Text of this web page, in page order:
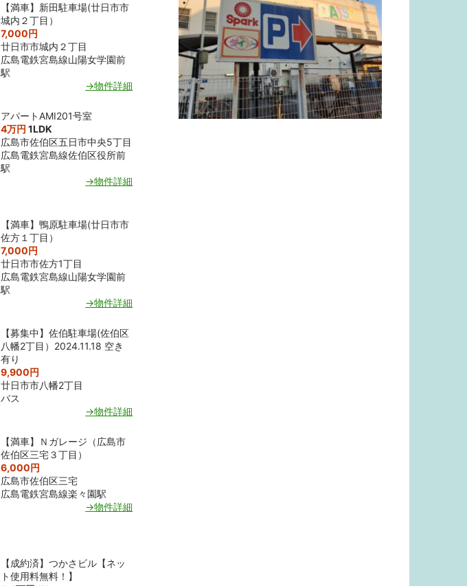
【満車】新田駐車場(廿日市市
城内２丁目）
7,000円
廿日市市城内２丁目
広島電鉄宮島線山陽女学園前
駅
→物件詳細
アパートAMI201号室
4万円 1LDK
広島市佐伯区五日市中央5丁目
広島電鉄宮島線佐伯区役所前
駅
→物件詳細
【満車】鴨原駐車場(廿日市市
佐方１丁目）
7,000円
廿日市市佐方1丁目
広島電鉄宮島線山陽女学園前
駅
→物件詳細
【募集中】佐伯駐車場(佐伯区
八幡2丁目）2024.11.18 空き
有り
9,900円
廿日市市八幡2丁目
バス
→物件詳細
【満車】Ｎガレージ（広島市
佐伯区三宅３丁目）
6,000円
広島市佐伯区三宅
広島電鉄宮島線楽々園駅
→物件詳細
【成約済】つかさビル【ネッ
ト使用料無料！】